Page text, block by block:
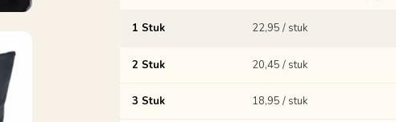
1 Stuk 22,95 / stuk
2 Stuk 20,45 / stuk
3 Stuk 18,95 / stuk